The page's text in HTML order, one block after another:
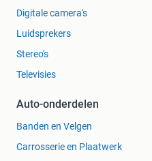
Digitale camera's
Luidsprekers
Stereo's
Televisies
Auto-onderdelen
Banden en Velgen
Carrosserie en Plaatwerk